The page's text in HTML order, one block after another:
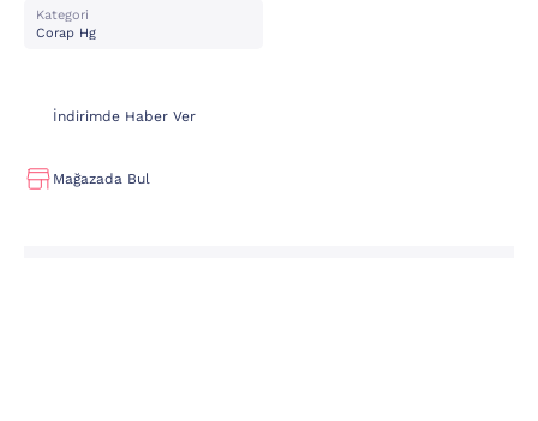
Kategori
Corap Hg
İndirimde Haber Ver
Mağazada Bul